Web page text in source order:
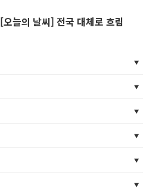
[오늘의 날씨] 전국 대체로 흐림